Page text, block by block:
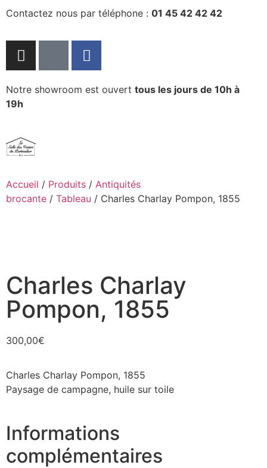
Contactez nous par téléphone : 01 45 42 42 42
Notre showroom est ouvert tous les jours de 10h à
19h
Accueil / Produits / Antiquités
brocante / Tableau / Charles Charlay Pompon, 1855
Charles Charlay
Pompon, 1855
300,00€
Charles Charlay Pompon, 1855
Paysage de campagne, huile sur toile
Informations
complémentaires